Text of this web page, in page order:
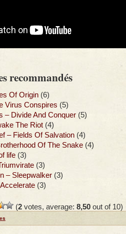
recommandés
Of Origin (6)
Virus Conspires (5)
– Divide And Conquer (5)
The Riot (4)
– Fields Of Salvation (4)
Of The Snake (4)
life (3)
(3)
– Sleepwalker (3)
(3)
(2 votes, average: 8,50 out of 10)